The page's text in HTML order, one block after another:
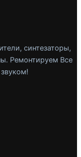
синтезаторы,
Ремонтируем Все